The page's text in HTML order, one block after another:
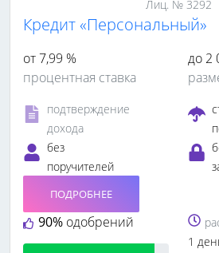
Лиц. № 3292
Кредит «Персональный»
от 7,99 %
процентная ставка
до 2
подтверждение
дохода
без
поручителей
90% одобрений
ПОДРОБНЕЕ
1